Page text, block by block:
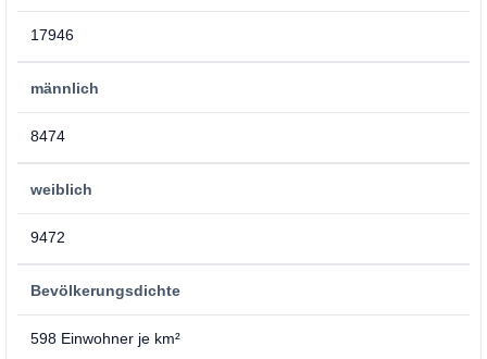
17946
männlich
8474
weiblich
9472
Bevölkerungsdichte
598 Einwohner je km²